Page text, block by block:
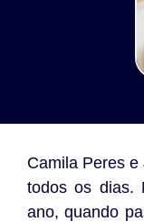
Camila Peres
todos os dias.
ano, quando